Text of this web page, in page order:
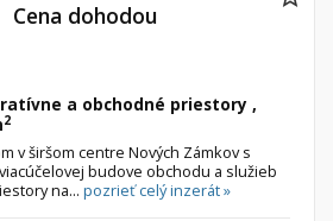
a obchodné priestory ,
2
v širšom centre Nových Zámkov s
budove obchodu a služieb
na... pozrieť celý inzerát »
Cena dohodou